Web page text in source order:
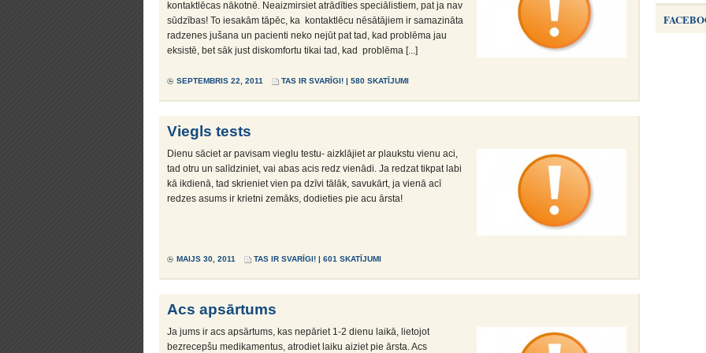
kontaktlēcas nākotnē. Neaizmirsiet atrādīties speciālistiem, pat ja nav
sūdzības! To iesakām tāpēc, ka kontaktlēcu nēsātājiem ir samazināta
radzenes jušana un pacienti neko nejūt pat tad, kad problēma jau
eksistē, bet sāk just diskomfortu tikai tad, kad problēma [...]
SEPTEMBRIS 22, 2011 TAS IR SVARĪGI! | 580 SKATĪJUMI
Viegls tests
Dienu sāciet ar pavisam vieglu testu- aizklājiet ar plaukstu vienu aci,
tad otru un salīdziniet, vai abas acis redz vienādi. Ja redzat tikpat labi
kā ikdienā, tad skrieniet vien pa dzīvi tālāk, savukārt, ja vienā acī
redzes asums ir krietni zemāks, dodieties pie acu ārsta!
MAIJS 30, 2011 TAS IR SVARĪGI! | 601 SKATĪJUMI
Acs apsārtums
Ja jums ir acs apsārtums, kas nepāriet 1-2 dienu laikā, lietojot
bezrecepšu medikamentus, atrodiet laiku aiziet pie ārsta. Acs